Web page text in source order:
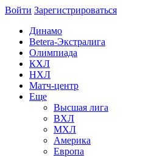
Войти Зарегиcтрироваться
Динамо
Betera-Экстралига
Олимпиада
КХЛ
НХЛ
Матч-центр
Еще
Высшая лига
ВХЛ
МХЛ
Америка
Европа